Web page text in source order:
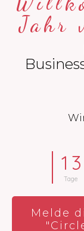
Jahr
1 3
Tage
Melde